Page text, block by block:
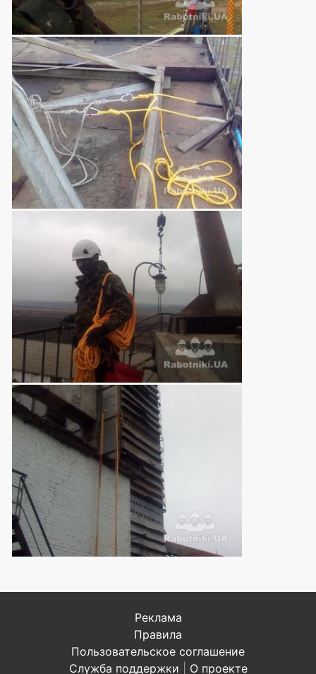
Реклама
Правила
Пользовательское соглашение
Служба поддержки
О проекте